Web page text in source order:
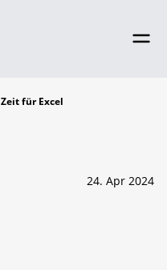
Zeit für Excel
24. Apr 2024